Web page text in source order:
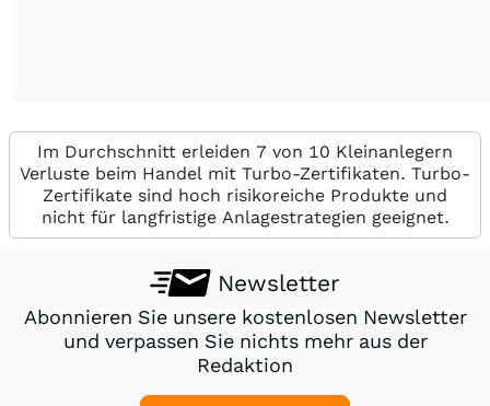
Im Durchschnitt erleiden 7 von 10 Kleinanlegern
Verluste beim Handel mit Turbo-Zertifikaten. Turbo-
Zertifikate sind hoch risikoreiche Produkte und
nicht für langfristige Anlagestrategien geeignet.
Newsletter
Abonnieren Sie unsere kostenlosen Newsletter
und verpassen Sie nichts mehr aus der
Redaktion